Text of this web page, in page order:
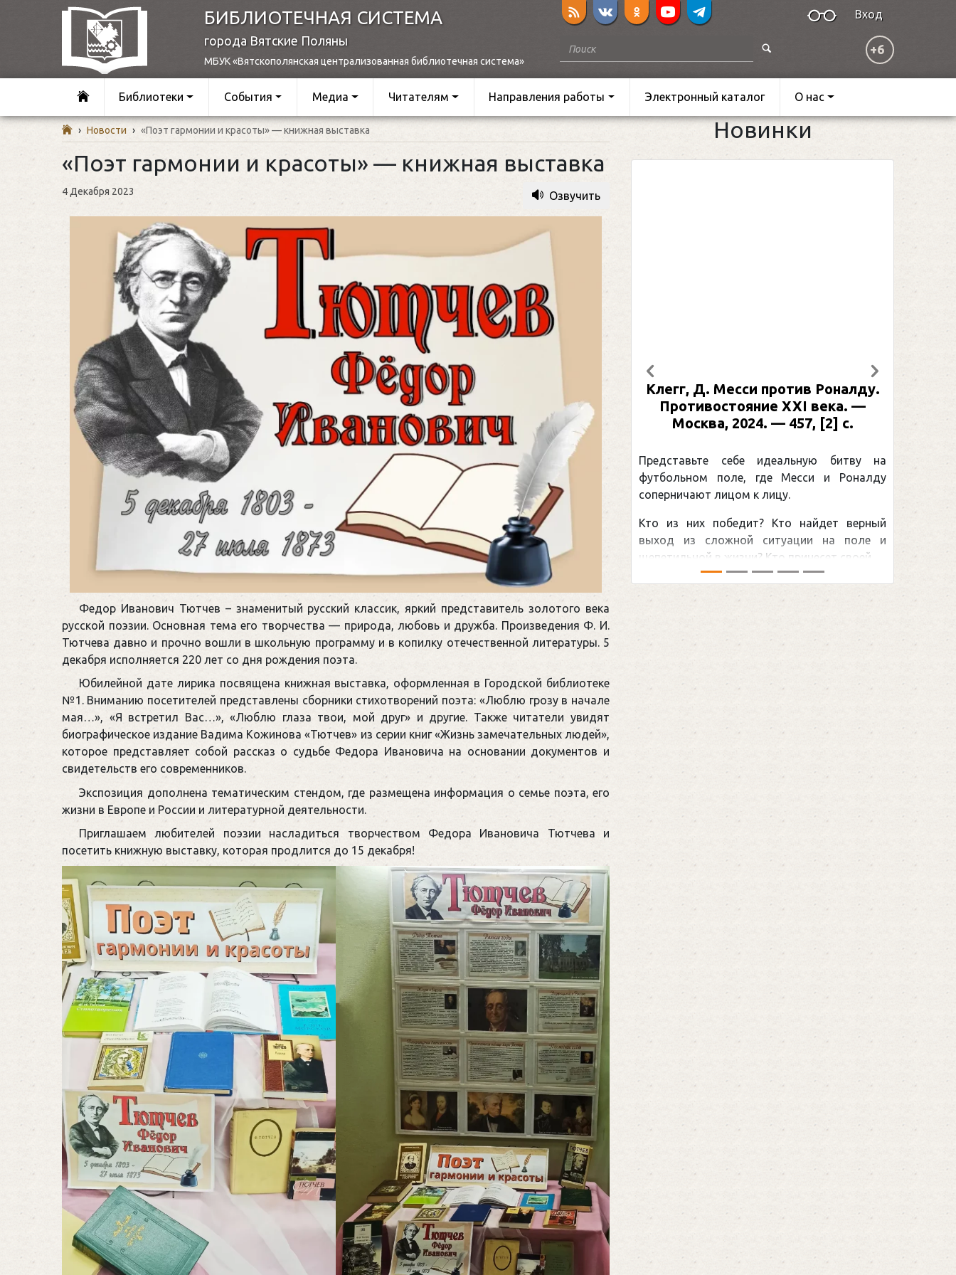
БИБЛИОТЕЧНАЯ СИСТЕМА
города Вятские Поляны
МБУК «Вятскополянская централизованная библиотечная система»
Вход
+6
Библиотеки События Медиа Читателям Направления работы Электронный каталог О нас
› Новости › «Поэт гармонии и красоты» — книжная выставка
«Поэт гармонии и красоты» — книжная выставка
4 Декабря 2023 Озвучить
Федор Иванович Тютчев – знаменитый русский классик, яркий представитель золотого века
русской поэзии. Основная тема его творчества — природа, любовь и дружба. Произведения Ф. И.
Тютчева давно и прочно вошли в школьную программу и в копилку отечественной литературы. 5
декабря исполняется 220 лет со дня рождения поэта.
Юбилейной дате лирика посвящена книжная выставка, оформленная в Городской библиотеке
№1. Вниманию посетителей представлены сборники стихотворений поэта: «Люблю грозу в начале
мая…», «Я встретил Вас…», «Люблю глаза твои, мой друг» и другие. Также читатели увидят
биографическое издание Вадима Кожинова «Тютчев» из серии книг «Жизнь замечательных людей»,
которое представляет собой рассказ о судьбе Федора Ивановича на основании документов и
свидетельств его современников.
Экспозиция дополнена тематическим стендом, где размещена информация о семье поэта, его
жизни в Европе и России и литературной деятельности.
Приглашаем любителей поэзии насладиться творчеством Федора Ивановича Тютчева и
посетить книжную выставку, которая продлится до 15 декабря!
Новинки
Клегг, Д. Месси против Роналду.
Противостояние XXI века. —
Москва, 2024. — 457, [2] с.
Представьте себе идеальную битву на
футбольном поле, где Месси и Роналду
соперничают лицом к лицу.
Кто из них победит? Кто найдет верный
выход из сложной ситуации на поле и
щепетильной в жизни? Кто принесет своей ...
Рабинер, И. Я. Александр
: иллюстрированная
Москва, 2024 (макет 2025). —
Спорт)
снайперским рекордом НХЛ,
принадлежит великому канадцу
Гретцки, — едва ли не самая
хоккейная тема последних лет в
сезоном Национальной хоккейной
Предыдущий Следующий